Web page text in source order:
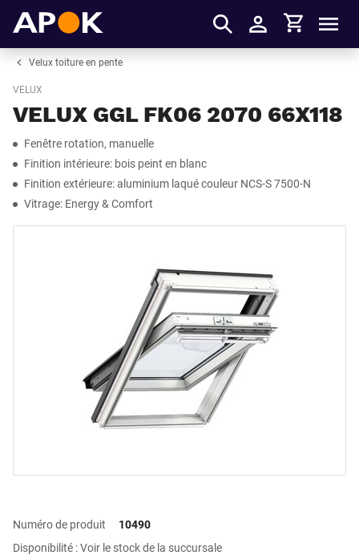
S'identifier
Panier
Velux toiture en pente
VELUX
VELUX GGL FK06 2070 66X118
Fenêtre rotation, manuelle
Finition intérieure: bois peint en blanc
Finition extérieure: aluminium laqué couleur NCS-S 7500-N
Vitrage: Energy & Comfort
Numéro de produit
10490
Disponibilité : Voir le stock de la succursale